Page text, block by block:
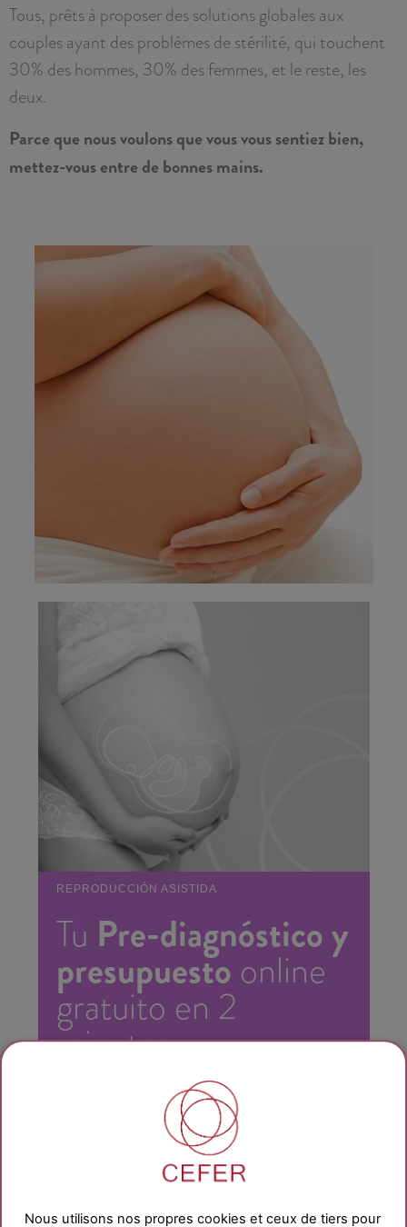
Tous, prêts à proposer des solutions globales aux
couples ayant des problèmes de stérilité, qui touchent
30% des hommes, 30% des femmes, et le reste, les
deux.
Parce que nous voulons que vous vous sentiez bien,
mettez-vous entre de bonnes mains.
REPRODUCCIÓN ASISTIDA
Tu Pre-diagnóstico y
presupuesto online
gratuito en 2
minutos
PRE-DIAGNÓSTICO ONLINE
Obtenez desinformations personnalisées
Nous utilisons nos propres cookies et ceux de tiers pour